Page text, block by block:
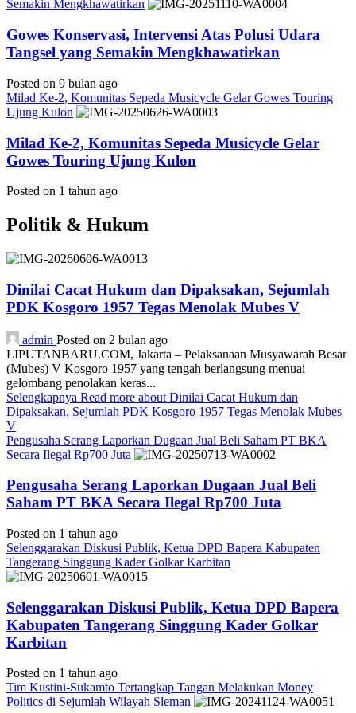
Semakin Mengkhawatirkan
Gowes Konservasi, Intervensi Atas Polusi Udara
Tangsel yang Semakin Mengkhawatirkan
Posted on 9 bulan ago
Milad Ke-2, Komunitas Sepeda Musicycle Gelar Gowes Touring
Ujung Kulon
Milad Ke-2, Komunitas Sepeda Musicycle Gelar
Gowes Touring Ujung Kulon
Posted on 1 tahun ago
Politik & Hukum
Dinilai Cacat Hukum dan Dipaksakan, Sejumlah
PDK Kosgoro 1957 Tegas Menolak Mubes V
admin Posted on 2 bulan ago
LIPUTANBARU.COM, Jakarta – Pelaksanaan Musyawarah Besar
(Mubes) V Kosgoro 1957 yang tengah berlangsung menuai
gelombang penolakan keras...
Selengkapnya Read more about Dinilai Cacat Hukum dan
Dipaksakan, Sejumlah PDK Kosgoro 1957 Tegas Menolak Mubes
V
Pengusaha Serang Laporkan Dugaan Jual Beli Saham PT BKA
Secara Ilegal Rp700 Juta
Pengusaha Serang Laporkan Dugaan Jual Beli
Saham PT BKA Secara Ilegal Rp700 Juta
Posted on 1 tahun ago
Selenggarakan Diskusi Publik, Ketua DPD Bapera Kabupaten
Tangerang Singgung Kader Golkar Karbitan
Selenggarakan Diskusi Publik, Ketua DPD Bapera
Kabupaten Tangerang Singgung Kader Golkar
Karbitan
Posted on 1 tahun ago
Tim Kustini-Sukamto Tertangkap Tangan Melakukan Money
Politics di Sejumlah Wilayah Sleman